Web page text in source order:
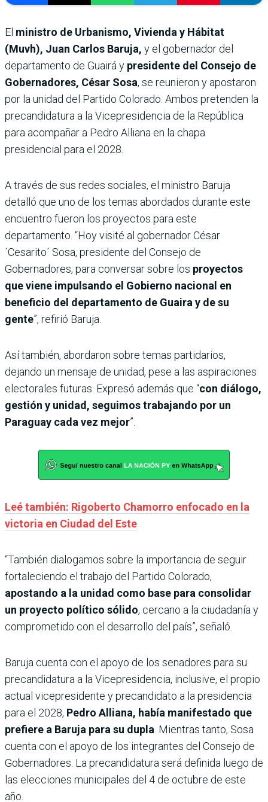
El ministro de Urbanismo, Vivienda y Hábitat
(Muvh), Juan Carlos Baruja, y el gobernador del
departamento de Guairá y presidente del Consejo de
Gobernadores, César Sosa, se reunieron y apostaron
por la unidad del Partido Colorado. Ambos pretenden la
precandidatura a la Vicepresidencia de la República
para acompañar a Pedro Alliana en la chapa
presidencial para el 2028.
A través de sus redes sociales, el ministro Baruja
detalló que uno de los temas abordados durante este
encuentro fueron los proyectos para este
departamento. “Hoy visité al gobernador César
´Cesarito´ Sosa, presidente del Consejo de
Gobernadores, para conversar sobre los proyectos
que viene impulsando el Gobierno nacional en
beneficio del departamento de Guaira y de su
gente”, refirió Baruja.
Así también, abordaron sobre temas partidarios,
dejando un mensaje de unidad, pese a las aspiraciones
electorales futuras. Expresó además que “con diálogo,
gestión y unidad, seguimos trabajando por un
Paraguay cada vez mejor”.
Leé también: Rigoberto Chamorro enfocado en la
victoria en Ciudad del Este
“También dialogamos sobre la importancia de seguir
fortaleciendo el trabajo del Partido Colorado,
apostando a la unidad como base para consolidar
un proyecto político sólido, cercano a la ciudadanía y
comprometido con el desarrollo del país”, señaló.
Baruja cuenta con el apoyo de los senadores para su
precandidatura a la Vicepresidencia, inclusive, el propio
actual vicepresidente y precandidato a la presidencia
para el 2028, Pedro Alliana, había manifestado que
prefiere a Baruja para su dupla. Mientras tanto, Sosa
cuenta con el apoyo de los integrantes del Consejo de
Gobernadores. La precandidatura será definida luego de
las elecciones municipales del 4 de octubre de este
año.